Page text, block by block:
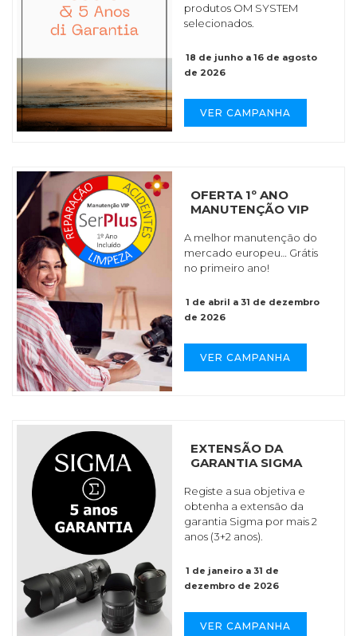
produtos OM SYSTEM
selecionados.
18 de junho a 16 de agosto
de 2026
VER CAMPANHA
OFERTA 1º ANO
MANUTENÇÃO VIP
A melhor manutenção do
mercado europeu… Grátis
no primeiro ano!
1 de abril a 31 de dezembro
de 2026
VER CAMPANHA
EXTENSÃO DA
GARANTIA SIGMA
Registe a sua objetiva e
obtenha a extensão da
garantia Sigma por mais 2
anos (3+2 anos).
1 de janeiro a 31 de
dezembro de 2026
VER CAMPANHA